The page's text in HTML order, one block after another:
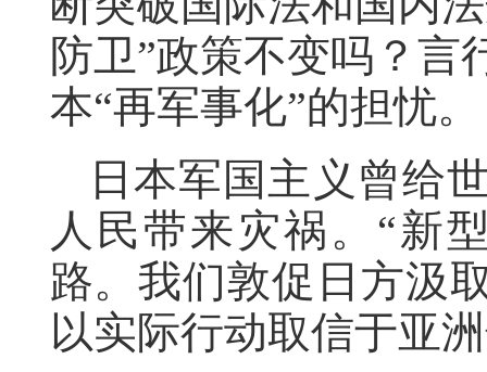
防卫”政策不变吗？言
本“再军事化”的担忧。
日本军国主义曾给
人民带来灾祸。“新
路。我们敦促日方汲
以实际行动取信于亚